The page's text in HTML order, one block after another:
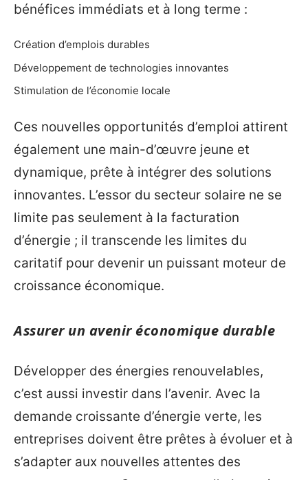
bénéfices immédiats et à long terme :
Création d’emplois durables
Développement de technologies innovantes
Stimulation de l’économie locale
Ces nouvelles opportunités d’emploi attirent
également une main-d’œuvre jeune et
dynamique, prête à intégrer des solutions
innovantes. L’essor du secteur solaire ne se
limite pas seulement à la facturation
d’énergie ; il transcende les limites du
caritatif pour devenir un puissant moteur de
croissance économique.
Assurer un avenir économique durable
Développer des énergies renouvelables,
c’est aussi investir dans l’avenir. Avec la
demande croissante d’énergie verte, les
entreprises doivent être prêtes à évoluer et à
s’adapter aux nouvelles attentes des